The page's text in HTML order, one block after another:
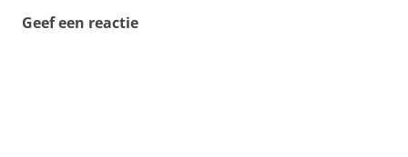
Geef een reactie